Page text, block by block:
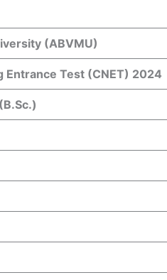
(ABVMU)
Entrance Test (CNET) 2024